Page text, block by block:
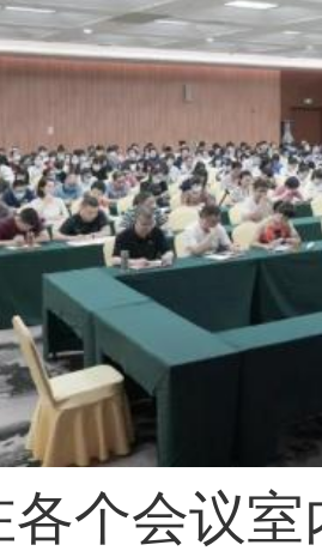
会议室